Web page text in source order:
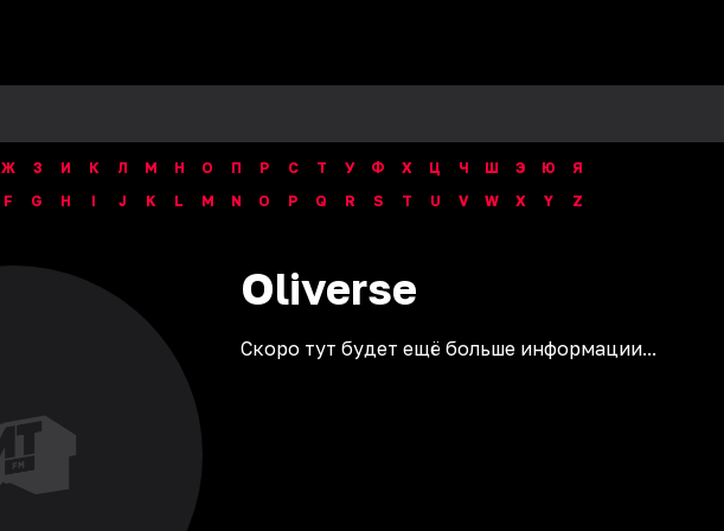
Ж З И К Л М Н О П Р С Т У Ф Х Ц Ч Ш Э Ю
Я
F G H I J K L M N O P Q R S T U V W X Y Z
Oliverse
Скоро тут будет ещё больше информации...